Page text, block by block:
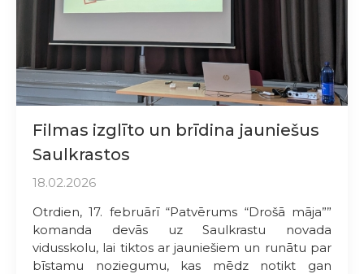
Filmas izglīto un brīdina jauniešus
Saulkrastos
18.02.2026
Otrdien, 17. februārī “Patvērums “Drošā māja””
komanda devās uz Saulkrastu novada
vidusskolu, lai tiktos ar jauniešiem un runātu par
bīstamu noziegumu, kas mēdz notikt gan